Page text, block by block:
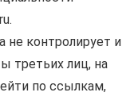
контролирует и
третьих лиц, на
по ссылкам,